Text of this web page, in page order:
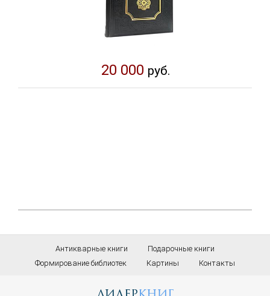
20 000 руб.
Антикварные книги
Подарочные книги
Формирование библиотек
Картины Контакты